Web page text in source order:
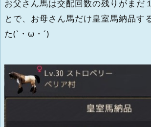
お父さん馬は交配回数の残りがまだ
とで、お母さん馬だけ皇室馬納品す
た(`・ω・´)